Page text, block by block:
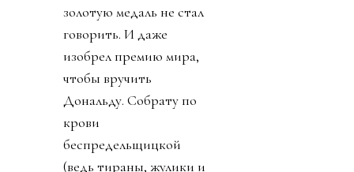
золотую медаль не стал
говорить. И даже
изобрел премию мира,
чтобы вручить
Дональду. Собрату по
крови
беспредельщицкой
(ведь тираны, жулики и